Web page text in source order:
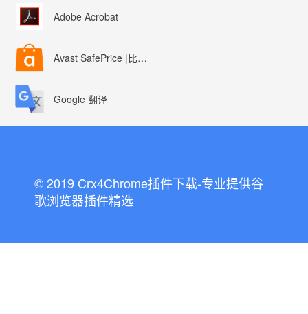
Adobe Acrobat
Avast SafePrice |比较、交易、优惠券
Google 翻译
© 2019 Crx4Chrome插件下载-专业提供谷
歌浏览器插件精选